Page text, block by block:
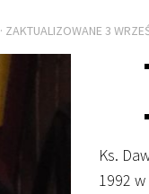
· ZAKTUALIZOWANE 3
Ks.
1992